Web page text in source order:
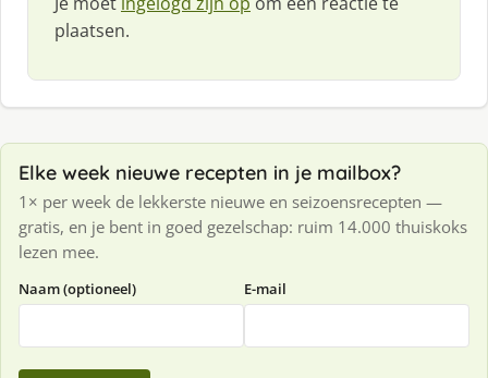
plaatsen.
Elke week nieuwe recepten in je mailbox?
1× per week de lekkerste nieuwe en seizoensrecepten —
gratis, en je bent in goed gezelschap: ruim 14.000 thuiskoks
lezen mee.
Naam (optioneel) E-mail